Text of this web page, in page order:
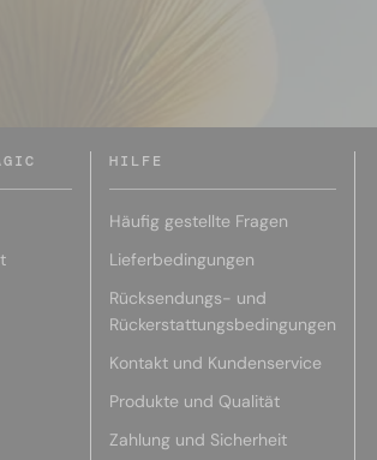
HILFE
Häufig gestellte Fragen
Lieferbedingungen
Rücksendungs- und
Rückerstattungsbedingungen
Kontakt und Kundenservice
Produkte und Qualität
Zahlung und Sicherheit